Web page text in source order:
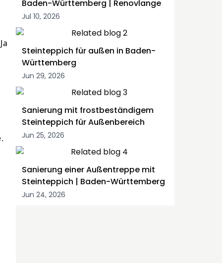
Baden-Württemberg | Renovlange
Jul 10, 2026
Steinteppich für außen in Baden-
Württemberg
Jun 29, 2026
Sanierung mit frostbeständigem
Steinteppich für Außenbereich
Jun 25, 2026
Sanierung einer Außentreppe mit
Steinteppich | Baden-Württemberg
Jun 24, 2026